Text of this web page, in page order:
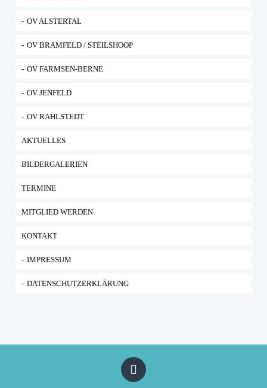
OV ALSTERTAL
OV BRAMFELD / STEILSHOOP
OV FARMSEN-BERNE
OV JENFELD
OV RAHLSTEDT
AKTUELLES
BILDERGALERIEN
TERMINE
MITGLIED WERDEN
KONTAKT
IMPRESSUM
DATENSCHUTZERKLÄRUNG